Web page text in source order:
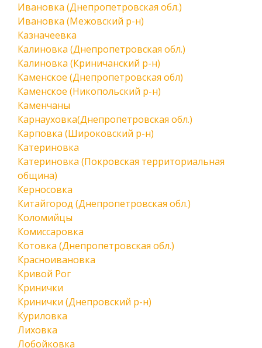
Ивановка (Днепропетровская обл.)
Ивановка (Межовский р-н)
Казначеевка
Калиновка (Днепропетровская обл.)
Калиновка (Криничанский р-н)
Каменское (Днепропетровская обл)
Каменское (Никопольский р-н)
Каменчаны
Карнауховка(Днепропетровская обл.)
Карповка (Широковский р-н)
Катериновка
Катериновка (Покровская территориальная
община)
Керносовка
Китайгород (Днепропетровская обл.)
Коломийцы
Комиссаровка
Котовка (Днепропетровская обл.)
Красноивановка
Кривой Рог
Кринички
Кринички (Днепровский р-н)
Куриловка
Лиховка
Лобойковка